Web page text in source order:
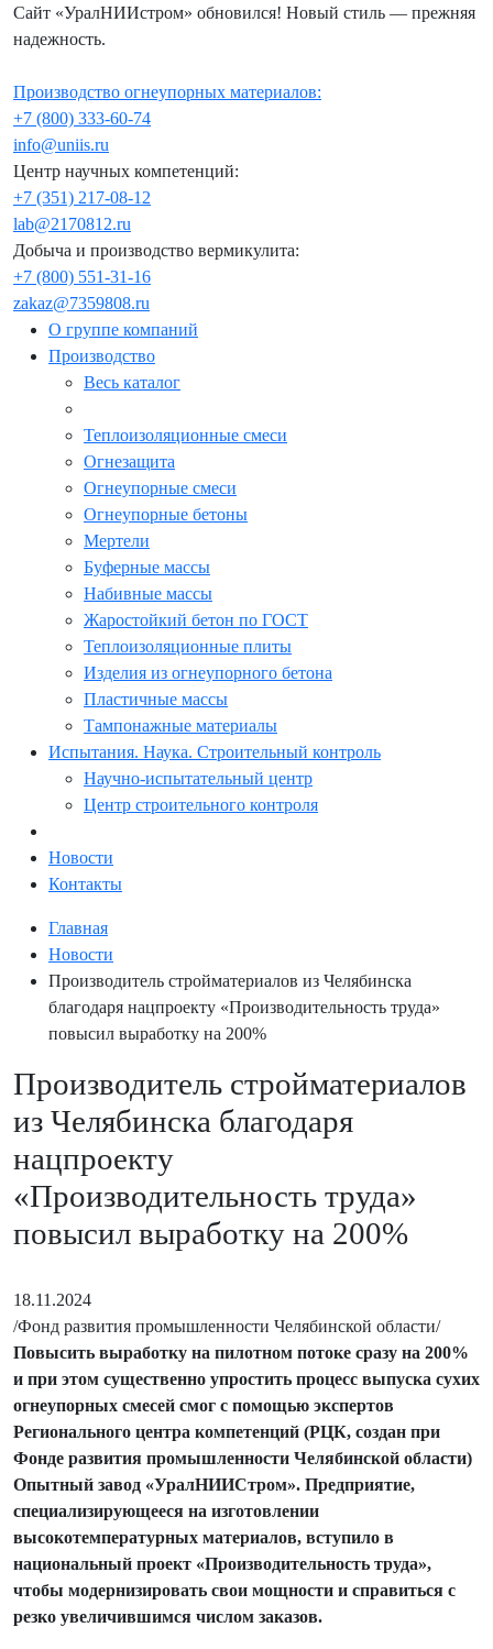
Сайт «УралНИИстром» обновился! Новый стиль — прежняя
надежность.
Производство огнеупорных материалов:
+7 (800) 333-60-74
info@uniis.ru
Центр научных компетенций:
+7 (351) 217-08-12
lab@2170812.ru
Добыча и производство вермикулита:
+7 (800) 551-31-16
zakaz@7359808.ru
О группе компаний
Производство
Весь каталог
Теплоизоляционные смеси
Огнезащита
Огнеупорные смеси
Огнеупорные бетоны
Мертели
Буферные массы
Набивные массы
Жаростойкий бетон по ГОСТ
Теплоизоляционные плиты
Изделия из огнеупорного бетона
Пластичные массы
Тампонажные материалы
Испытания. Наука. Строительный контроль
Научно-испытательный центр
Центр строительного контроля
Новости
Контакты
Главная
Новости
Производитель стройматериалов из Челябинска
благодаря нацпроекту «Производительность труда»
повысил выработку на 200%
Производитель стройматериалов
из Челябинска благодаря
нацпроекту
«Производительность труда»
повысил выработку на 200%
18.11.2024
/Фонд развития промышленности Челябинской области/
Повысить выработку на пилотном потоке сразу на 200%
и при этом существенно упростить процесс выпуска сухих
огнеупорных смесей смог с помощью экспертов
Регионального центра компетенций (РЦК, создан при
Фонде развития промышленности Челябинской области)
Опытный завод «УралНИИСтром». Предприятие,
специализирующееся на изготовлении
высокотемпературных материалов, вступило в
национальный проект «Производительность труда»,
чтобы модернизировать свои мощности и справиться с
резко увеличившимся числом заказов.